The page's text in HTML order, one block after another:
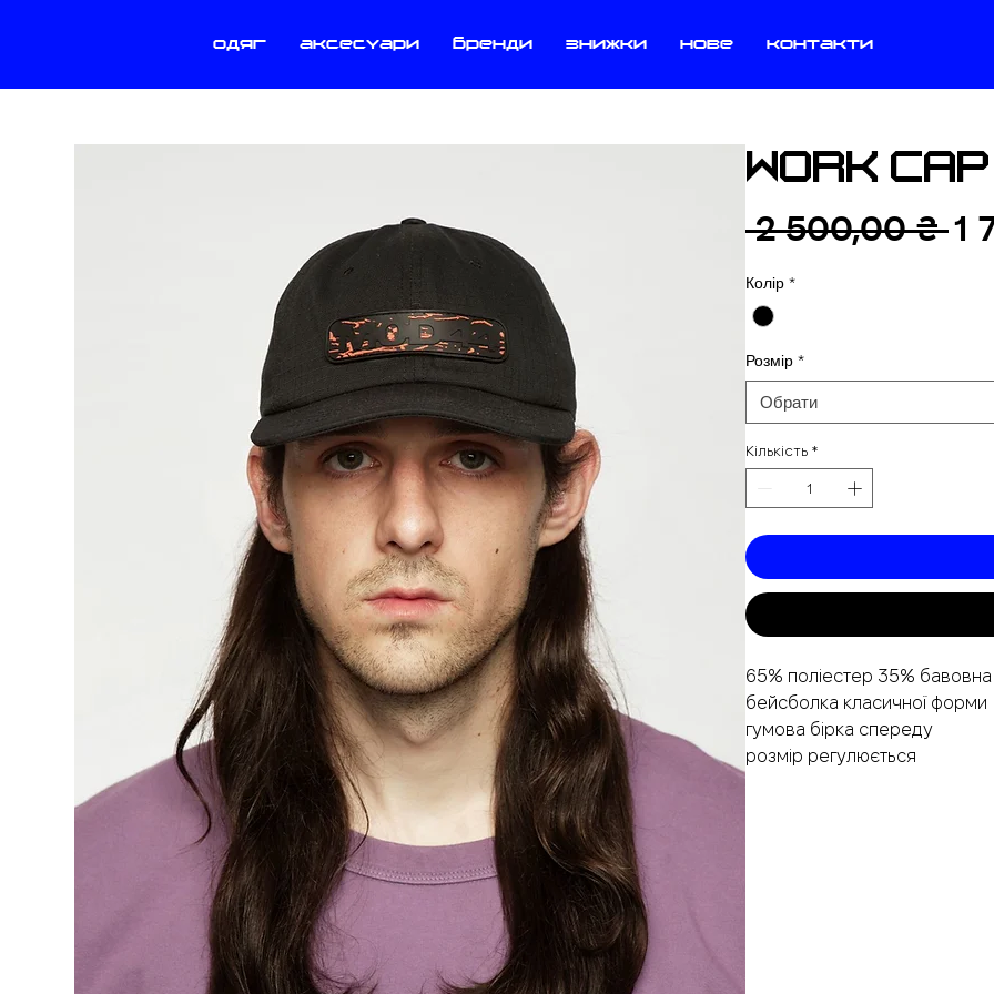
одяг аксесуари бренди знижки нове контакти
WORK
2 500,00 ₴ 1
Колір *
Розмір *
Обрати
Кількість *
65% поліестер 35% бавовна
бейсболка класичної форми
гумова бірка спереду
розмір регулюється